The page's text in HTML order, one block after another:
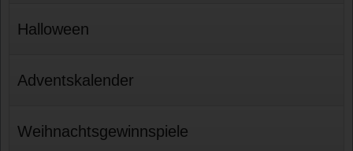
Halloween
Adventskalender
Weihnachtsgewinnspiele